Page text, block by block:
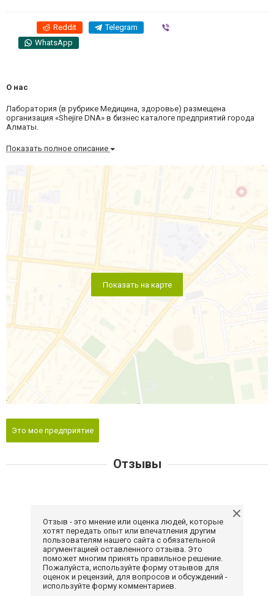
Reddit Telegram
WhatsApp
О нас
Лаборатория (в рубрике Медицина, здоровье) размещена
организация «Shejire DNA» в бизнес каталоге предприятий города
Алматы.
Показать полное описание
Показать на карте
Это мое предприятие
Отзывы
Отзыв - это мнение или оценка людей, которые
хотят передать опыт или впечатления другим
пользователям нашего сайта с обязательной
аргументацией оставленного отзыва. Это
поможет многим принять правильное решение.
Пожалуйста, используйте форму отзывов для
оценок и рецензий, для вопросов и обсуждений -
используйте форму комментариев.